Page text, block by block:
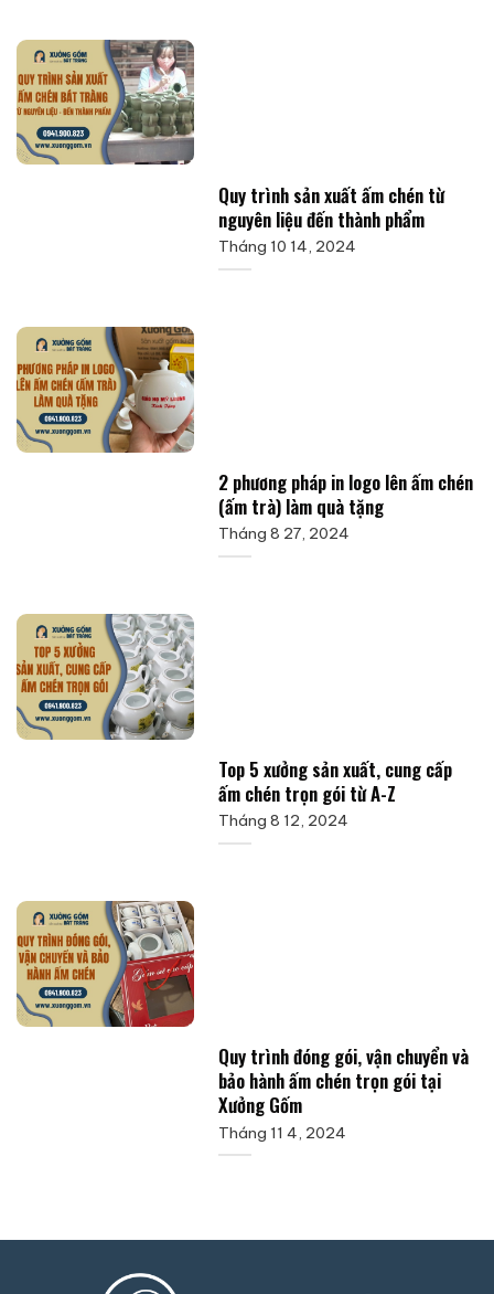
Quy trình sản xuất ấm chén từ
nguyên liệu đến thành phẩm
Tháng 10 14, 2024
2 phương pháp in logo lên ấm chén
(ấm trà) làm quà tặng
Tháng 8 27, 2024
Top 5 xưởng sản xuất, cung cấp
ấm chén trọn gói từ A-Z
Tháng 8 12, 2024
Quy trình đóng gói, vận chuyển và
bảo hành ấm chén trọn gói tại
Xưởng Gốm
Tháng 11 4, 2024